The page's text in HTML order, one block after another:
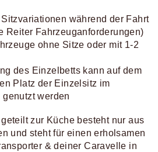
während der Fahrt
Reiter Fahrzeuganforderungen)
ohne Sitze oder mit 1-2
des Einzelbetts kann auf dem
Platz der Einzelsitz im
genutzt werden
zur Küche besteht nur aus
und steht für einen erholsamen
& deiner Caravelle in